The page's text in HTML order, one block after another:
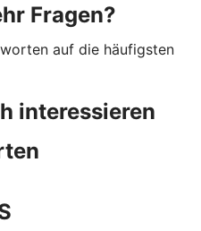
Fragen?
auf die häufigsten
interessieren